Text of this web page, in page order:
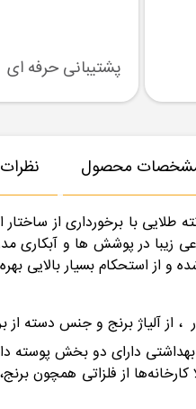
پشتیبانی حرفه ای
محصول
ساختار ارگونومیک و کنترل کیفیت 100 درصد تولید گردیده و به دلیل
زیبا در پوشش ها و آبکاری
و از استحکام بسیار بالایی
، از آلیاژ برنج و جنس دسته
بهداشتی دارای دو بخش
کارخانه‌ها از فلزاتی همچون